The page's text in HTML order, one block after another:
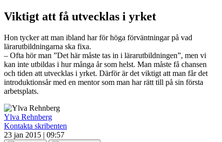
Viktigt att få utvecklas i yrket
Hon tycker att man ibland har för höga förväntningar på vad
lärarutbildningarna ska fixa.
– Ofta hör man ”Det här måste tas in i lärarutbildningen”, men vi
kan inte utbildas i hur många år som helst. Man måste få chansen
och tiden att utvecklas i yrket. Därför är det viktigt att man får det
introduktionsår med en mentor som man har rätt till på sin första
arbetsplats.
Ylva Rehnberg
Kontakta skribenten
23 jan 2015 | 09:57